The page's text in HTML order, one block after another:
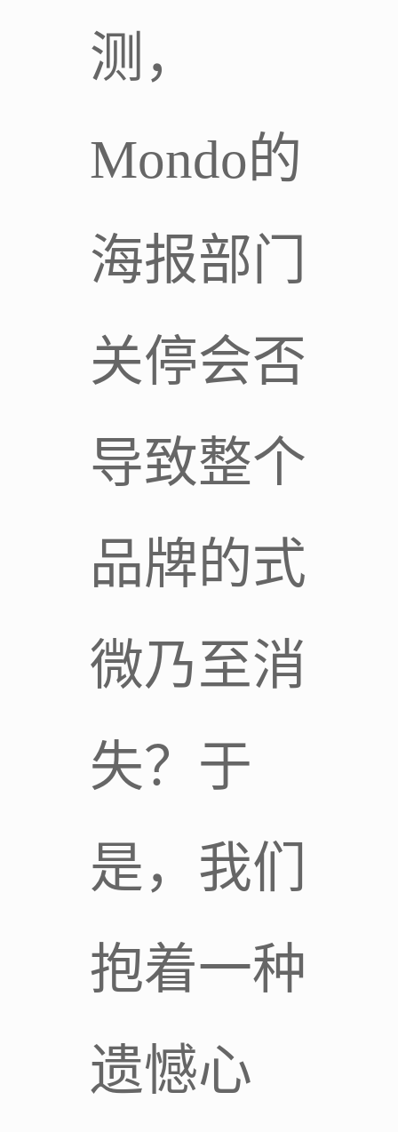
测，
Mondo的
海报部门
关停会否
导致整个
品牌的式
微乃至消
失？于
是，我们
抱着一种
遗憾心